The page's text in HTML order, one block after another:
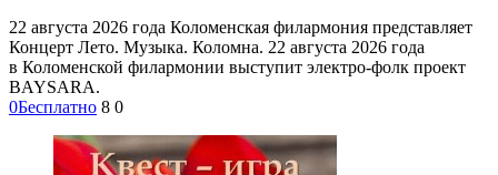
22 августа 2026 года Коломенская филармония представляет
Концерт Лето. Музыка. Коломна. 22 августа 2026 года
в Коломенской филармонии выступит электро-фолк проект
BAYSARA.
0Бесплатно 8 0